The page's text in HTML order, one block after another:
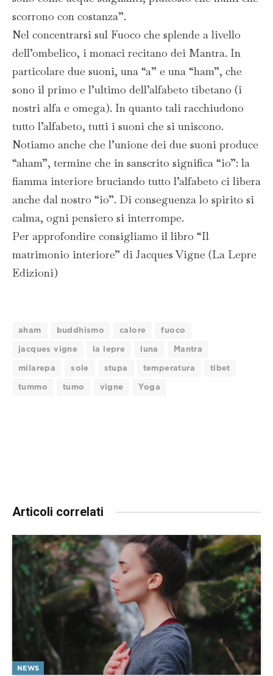
scorrono con costanza”.
Nel concentrarsi sul Fuoco che splende a livello
dell’ombelico, i monaci recitano dei Mantra. In
particolare due suoni, una “a” e una “ham”, che
sono il primo e l’ultimo dell’alfabeto tibetano (i
nostri alfa e omega). In quanto tali racchiudono
tutto l’alfabeto, tutti i suoni che si uniscono.
Notiamo anche che l’unione dei due suoni produce
“aham”, termine che in sanscrito significa “io”: la
fiamma interiore bruciando tutto l’alfabeto ci libera
anche dal nostro “io”. Di conseguenza lo spirito si
calma, ogni pensiero si interrompe.
Per approfondire consigliamo il libro “Il
matrimonio interiore” di Jacques Vigne (La Lepre
Edizioni)
aham buddhismo calore fuoco
jacques vigne la lepre luna Mantra
milarepa sole stupa temperatura tibet
tummo tumo vigne Yoga
Articoli correlati
NEWS